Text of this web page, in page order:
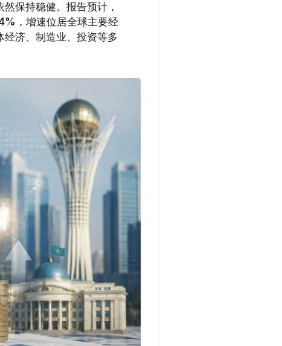
保持稳健。报告预计，
，增速位居全球主要经
济、制造业、投资等多